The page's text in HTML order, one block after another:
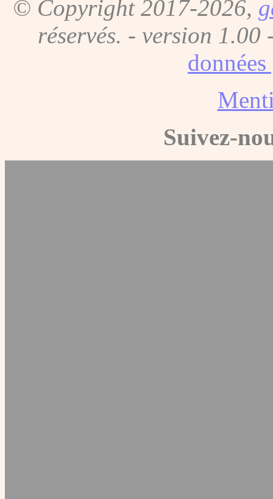
© Copyright 2017-2026,
réservés. - version 1.00
Suivez-